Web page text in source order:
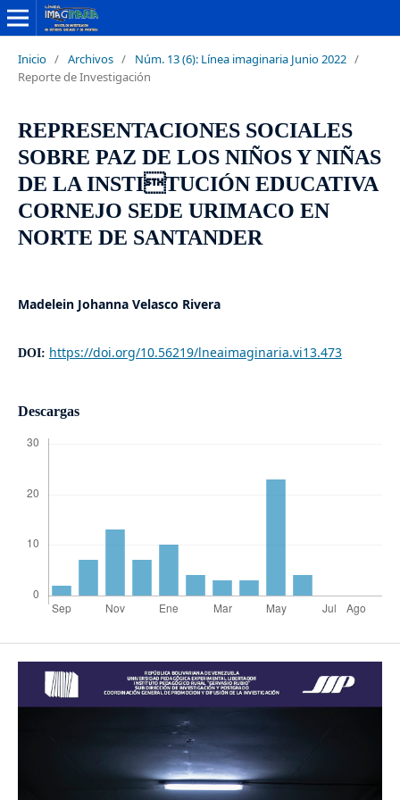
Inicio / Archivos / Núm. 13 (6): Línea imaginaria Junio 2022 /
Reporte de Investigación
REPRESENTACIONES SOCIALES
SOBRE PAZ DE LOS NIÑOS Y NIÑAS
DE LA INSTITUCIÓN EDUCATIVA
CORNEJO SEDE URIMACO EN
NORTE DE SANTANDER
Madelein Johanna Velasco Rivera
DOI: https://doi.org/10.56219/lneaimaginaria.vi13.473
Descargas